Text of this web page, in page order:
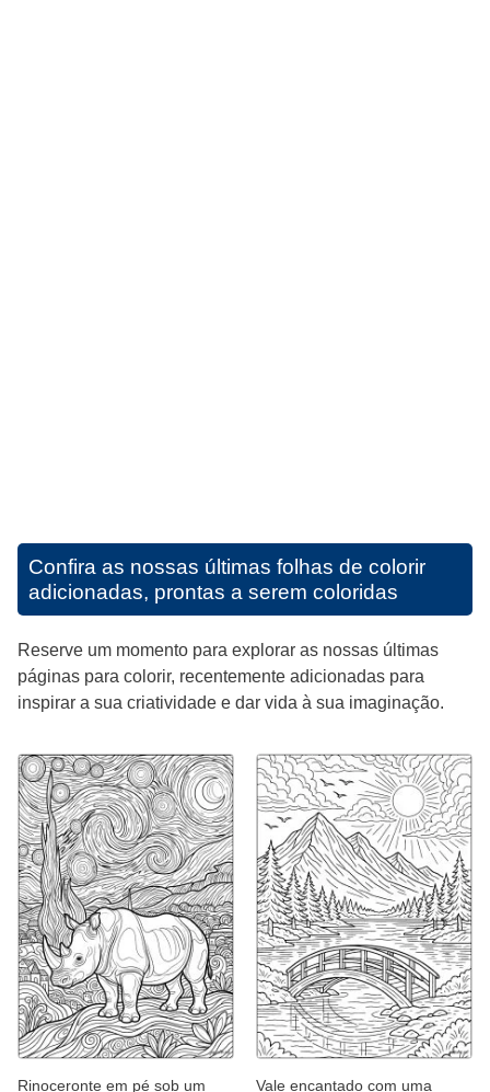
Confira as nossas últimas folhas de colorir
adicionadas, prontas a serem coloridas
Reserve um momento para explorar as nossas últimas
páginas para colorir, recentemente adicionadas para
inspirar a sua criatividade e dar vida à sua imaginação.
Rinoceronte em pé sob um Vale encantado com uma